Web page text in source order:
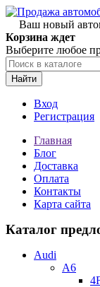
Ваш новый
Корзина ждет
Выберите любое
Найти
Вход
Регистрация
Главная
Блог
Доставка
Оплата
Контакты
Карта сайта
Каталог
Audi
A6